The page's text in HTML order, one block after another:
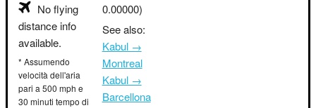
No flying
distance info
available.
* Assumendo
velocità dell'aria
pari a 500 mph e
30 minuti tempo di
0.00000)
See also:
Kabul →
Montreal
Kabul →
Barcellona